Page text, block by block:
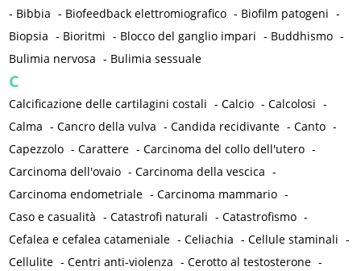
- Bibbia - Biofeedback elettromiografico - Biofilm patogeni -
Biopsia - Bioritmi - Blocco del ganglio impari - Buddhismo -
Bulimia nervosa - Bulimia sessuale
C
Calcificazione delle cartilagini costali -Calcio -Calcolosi -
Calma -Cancro della vulva -Candida recidivante -Canto -
Capezzolo -Carattere -Carcinoma del collo dell'utero -
Carcinoma dell'ovaio -Carcinoma della vescica -
Carcinoma endometriale -Carcinoma mammario -
Caso e casualità -Catastrofi naturali -Catastrofismo -
Cefalea e cefalea catameniale -Celiachia -Cellule staminali -
Cellulite -Centri anti-violenza -Cerotto al testosterone -